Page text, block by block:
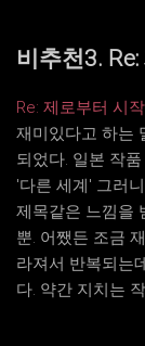
비추천3.
Re: 제로부터 시
재미있다고 하는
되었다. 일본 작
'다른 세계' 그러
제목같은 느낌을
뿐. 어쨌든 조금
라져서 반복되는
다. 약간 지치는